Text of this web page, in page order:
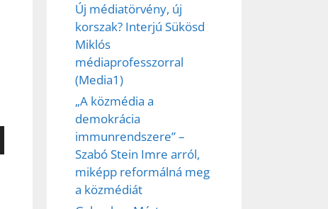
Új médiatörvény, új
korszak? Interjú Sükösd
Miklós
médiaprofesszorral
(Media1)
„A közmédia a
demokrácia
immunrendszere” –
Szabó Stein Imre arról,
miképp reformálná meg
a közmédiát